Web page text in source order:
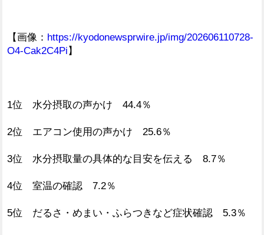
【画像： https://kyodonewsprwire.jp/img/202606110728-
O4-Cak2C4Pi 】
1位 水分摂取の声かけ 44.4％
2位 エアコン使用の声かけ 25.6％
3位 水分摂取量の具体的な目安を伝える 8.7％
4位 室温の確認 7.2％
5位 だるさ・めまい・ふらつきなど症状確認 5.3％